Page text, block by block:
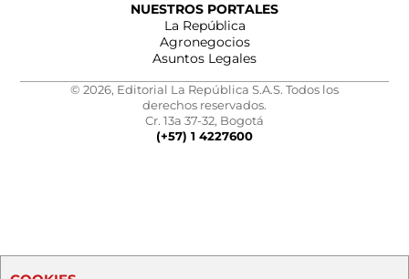
NUESTROS PORTALES
La República
Agronegocios
Asuntos Legales
© 2026, Editorial La República S.A.S. Todos los
derechos reservados.
Cr. 13a 37-32, Bogotá
(+57) 1 4227600